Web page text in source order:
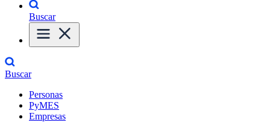
Buscar
Buscar
Personas
PyMES
Empresas